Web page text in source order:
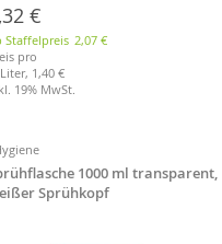
€
Staffelpreis 2,07 €
pro
1,40 €
19% MwSt.
1000 ml transparent,
Sprühkopf